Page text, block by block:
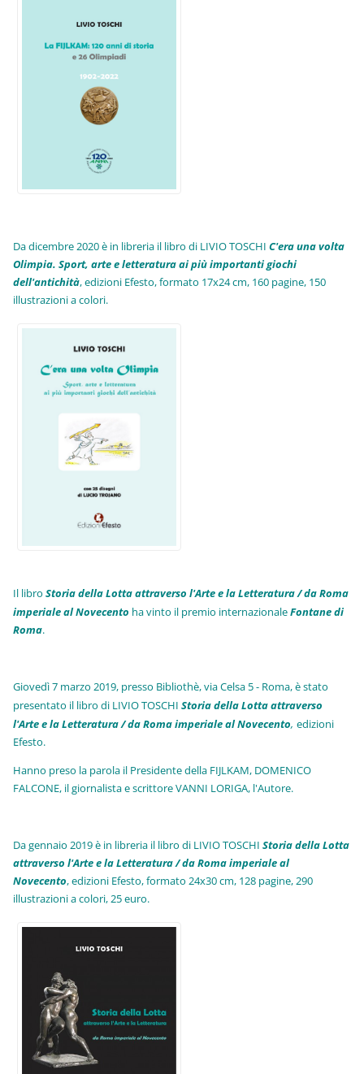
Da dicembre 2020 è in libreria il libro di LIVIO TOSCHIC'era una volta
Olimpia. Sport, arte e letteratura ai più importanti giochi
dell'antichità,edizioni Efesto, formato 17x24 cm, 160 pagine, 150
illustrazioni a colori.
Il libroStoria della Lotta attraverso l'Arte e la Letteratura / da Roma
imperiale al Novecento ha vinto il premio internazionaleFontane di
Roma.
Giovedì 7 marzo 2019, presso Bibliothè, via Celsa 5 - Roma, è stato
presentato il libro di LIVIO TOSCHIStoria della Lotta attraverso
l'Arte e la Letteratura / da Roma imperiale al Novecento, edizioni
Efesto.
Hanno preso la parola il Presidente della FIJLKAM, DOMENICO
FALCONE, il giornalista e scrittore VANNI LORIGA, l'Autore.
Da gennaio 2019 è in libreria il libro di LIVIO TOSCHIStoria della Lotta
attraverso l'Arte e la Letteratura / da Roma imperiale al
Novecento, edizioni Efesto, formato 24x30 cm, 128 pagine, 290
illustrazioni a colori, 25 euro.